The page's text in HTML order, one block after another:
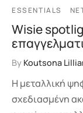
ESSENTIALS
Wisie
By Koutsona
Η μεταλλική
σχεδιασμένη